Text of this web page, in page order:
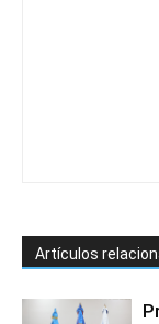
Artículos